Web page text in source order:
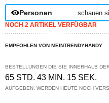
Personen schauen
NOCH 2 ARTIKEL VERFÜGBAR
EMPFOHLEN VON MEINTRENDYHANDY
BESTELLUNGEN DIE SIE INNERHALB
65 STD. 43 MIN. 15 SEK.
AUFGEBEN, WERDEN HEUTE NOCH